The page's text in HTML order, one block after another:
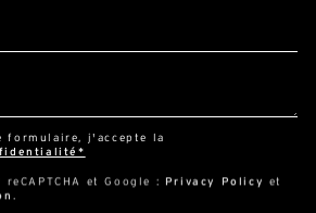
formulaire, j'accepte la
et Google : Privacy Policy
et